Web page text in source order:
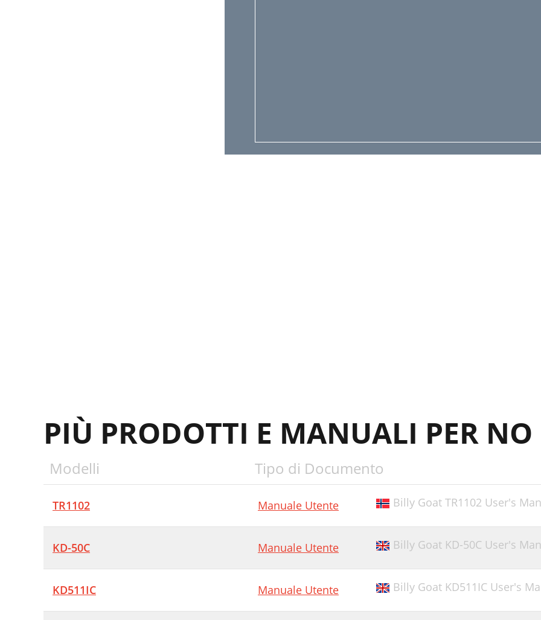
PIÙ PRODOTTI E MANUALI PER
Modelli Tipo di Documento
TR1102 Manuale Utente Billy Goat TR1102 User's
KD-50C Manuale Utente Billy Goat KD-50C User's
KD511IC Manuale Utente Billy Goat KD511IC User's